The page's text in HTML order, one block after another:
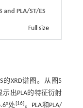
and PLA/ST/ES
Full size
的XRD谱图。从 图5
示出PLA的特征衍射
处 [16]。PLA和PLA/